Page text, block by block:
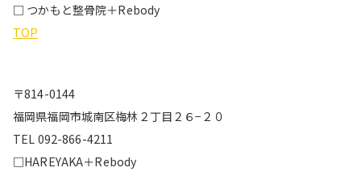
□ つかもと整骨院＋Rebody
TOP
〒814-0144
福岡県福岡市城南区梅林２丁目２６−２０
TEL 092-866-4211
□HAREYAKA＋Rebody